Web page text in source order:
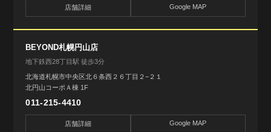
店舗詳細 Google MAP
BEYOND札幌円山店
地下鉄西28丁目駅 徒歩3分
北海道札幌市中央区北６条西２６丁目２−２１
北円山コーポＡ棟 1F
011-215-4410
店舗詳細 Google MAP